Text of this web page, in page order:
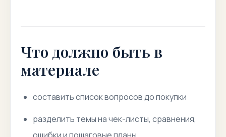
Что должно быть в
материале
составить список вопросов до покупки
разделить темы на чек-листы, сравнения,